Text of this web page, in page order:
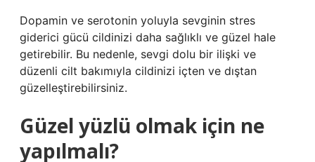
Dopamin ve serotonin yoluyla sevginin stres
giderici gücü cildinizi daha sağlıklı ve güzel hale
getirebilir. Bu nedenle, sevgi dolu bir ilişki ve
düzenli cilt bakımıyla cildinizi içten ve dıştan
güzelleştirebilirsiniz.
Güzel yüzlü olmak için ne
yapılmalı?